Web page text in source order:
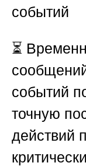
событий
⏳
событий
точную
действий